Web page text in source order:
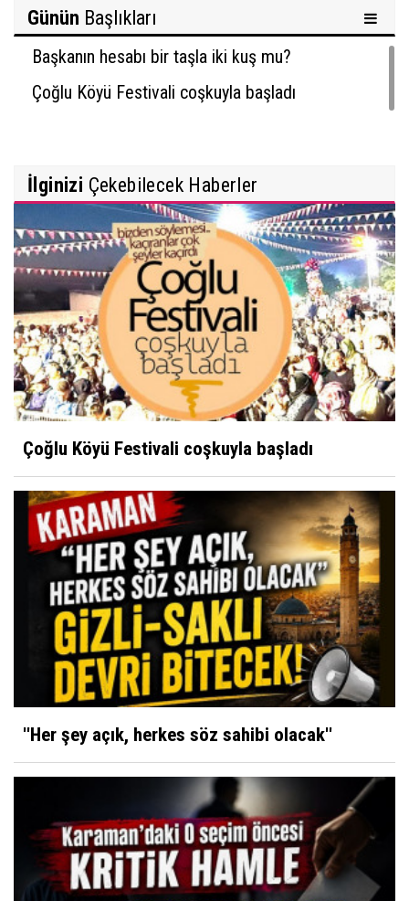
Günün Başlıkları
Başkanın hesabı bir taşla iki kuş mu?
Çoğlu Köyü Festivali coşkuyla başladı
İlginizi Çekebilecek Haberler
Çoğlu Köyü Festivali coşkuyla başladı
''Her şey açık, herkes söz sahibi olacak''